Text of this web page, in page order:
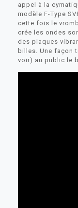
appel à la
modèle F-Type
cette fois le
crée les ondes
des plaques
billes. Une façon
voir) au public le